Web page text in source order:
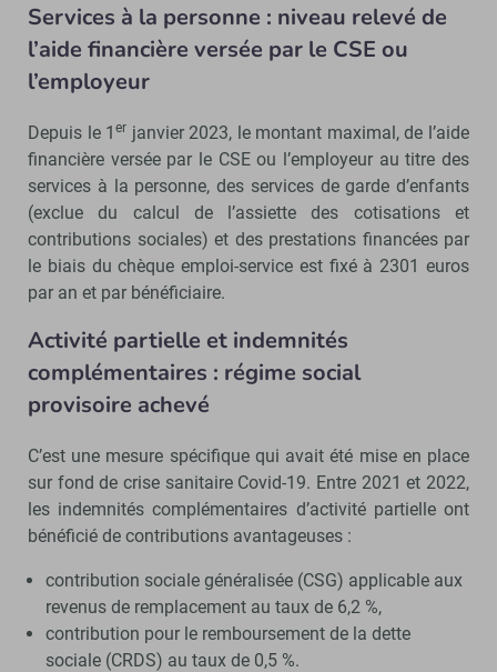
Services à la personne : niveau relevé de
l’aide financière versée par le CSE ou
l’employeur
Depuis le 1er janvier 2023, le montant maximal, de l’aide
financière versée par le CSE ou l’employeur au titre des
services à la personne, des services de garde d’enfants
(exclue du calcul de l’assiette des cotisations et
contributions sociales) et des prestations financées par
le biais du chèque emploi-service est fixé à 2301 euros
par an et par bénéficiaire.
Activité partielle et indemnités
complémentaires : régime social
provisoire achevé
C’est une mesure spécifique qui avait été mise en place
sur fond de crise sanitaire Covid-19. Entre 2021 et 2022,
les indemnités complémentaires d’activité partielle ont
bénéficié de contributions avantageuses :
contribution sociale généralisée (CSG) applicable aux
revenus de remplacement au taux de 6,2 %,
contribution pour le remboursement de la dette
sociale (CRDS) au taux de 0,5 %.